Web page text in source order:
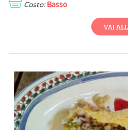
Costo: Basso
VAI